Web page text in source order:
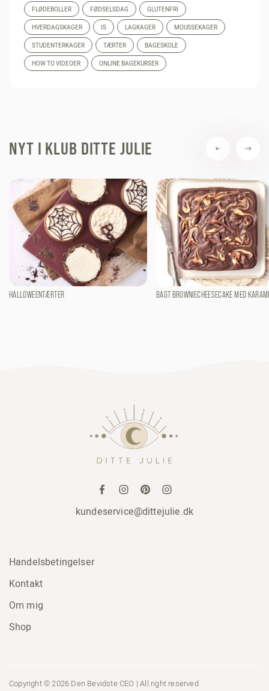
FLØDEBOLLER FØDSELSDAG GLUTENFRI
HVERDAGSKAGER IS LAGKAGER MOUSSEKAGER
STUDENTERKAGER TÆRTER BAGESKOLE
HOW TO VIDEOER ONLINE BAGEKURSER
NYT I KLUB DITTE JULIE
HALLOWEENTÆRTER BAGT BROWNIECHEESECAKE MED
kundeservice@dittejulie.dk
Handelsbetingelser
Kontakt
Om mig
Shop
Copyright © 2026 Den Bevidste CEO | All right reserved